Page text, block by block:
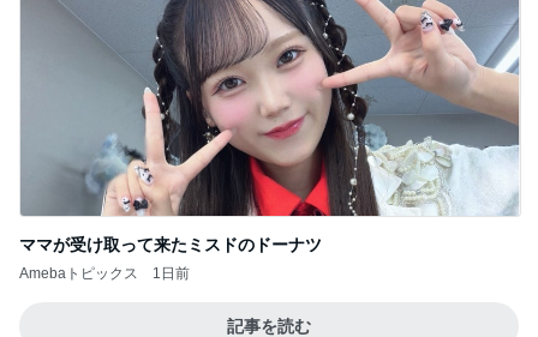
ママが受け取って来たミスドのドーナツ
Amebaトピックス 1日前
記事を読む